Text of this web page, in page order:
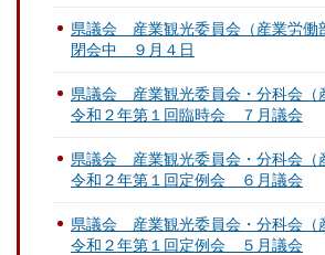
県議会 産業観光委員会（産業労
閉会中 ９月４日
県議会 産業観光委員会・分科会（
令和２年第１回臨時会 ７月議会
県議会 産業観光委員会・分科会（
令和２年第１回定例会 ６月議会
県議会 産業観光委員会・分科会（
令和２年第１回定例会 ５月議会